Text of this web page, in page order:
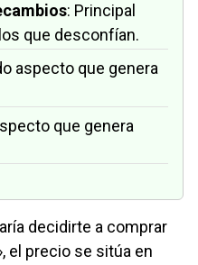
: Principal
que desconfían.
aspecto que genera
que genera
decidirte a comprar
el precio se sitúa en